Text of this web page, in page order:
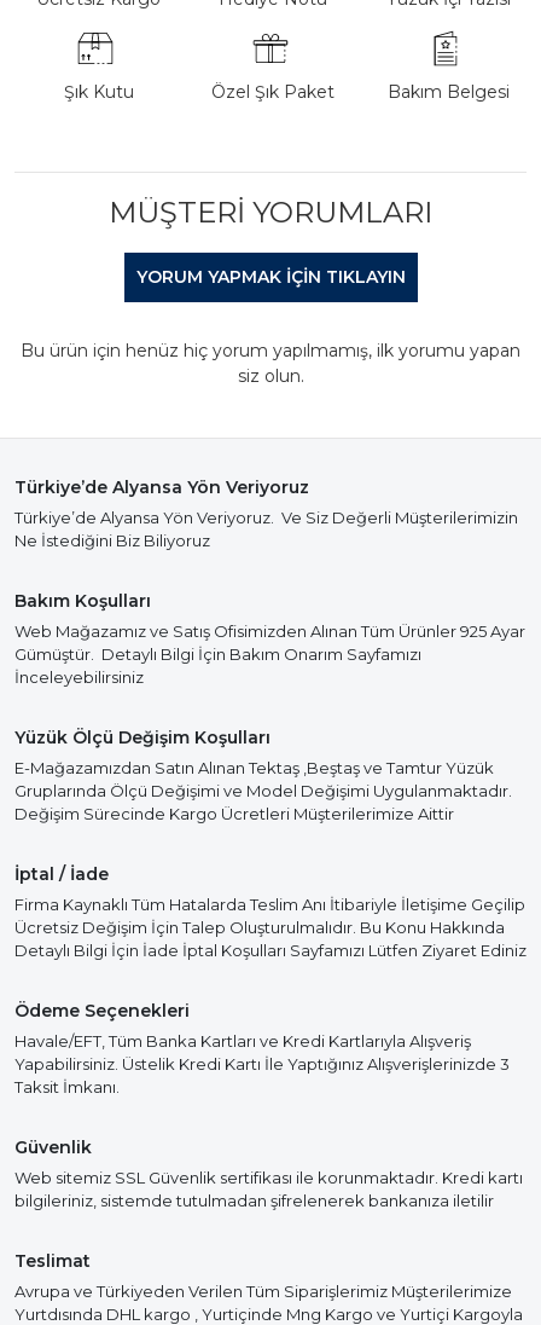
Şık Kutu Özel Şık Paket Bakım Belgesi
MÜŞTERI YORUMLARI
YORUM YAPMAK IÇIN TIKLAYIN
Bu ürün için henüz hiç yorum yapılmamış, ilk yorumu yapan
siz olun.
Türkiye’de Alyansa Yön Veriyoruz
Türkiye’de Alyansa Yön Veriyoruz. Ve Siz Değerli Müşterilerimizin
Ne İstediğini Biz Biliyoruz
Bakım Koşulları
Web Mağazamız ve Satış Ofisimizden Alınan Tüm Ürünler 925 Ayar
Gümüştür. Detaylı Bilgi İçin Bakım Onarım Sayfamızı
İnceleyebilirsiniz
Yüzük Ölçü Değişim Koşulları
E-Mağazamızdan Satın Alınan Tektaş ,Beştaş ve Tamtur Yüzük
Gruplarında Ölçü Değişimi ve Model Değişimi Uygulanmaktadır.
Değişim Sürecinde Kargo Ücretleri Müşterilerimize Aittir
İptal / İade
Firma Kaynaklı Tüm Hatalarda Teslim Anı İtibariyle İletişime Geçilip
Ücretsiz Değişim İçin Talep Oluşturulmalıdır. Bu Konu Hakkında
Detaylı Bilgi İçin İade İptal Koşulları Sayfamızı Lütfen Ziyaret Ediniz
Ödeme Seçenekleri
Havale/EFT, Tüm Banka Kartları ve Kredi Kartlarıyla Alışveriş
Yapabilirsiniz. Üstelik Kredi Kartı İle Yaptığınız Alışverişlerinizde 3
Taksit İmkanı.
Güvenlik
Web sitemiz SSL Güvenlik sertifikası ile korunmaktadır. Kredi kartı
bilgileriniz, sistemde tutulmadan şifrelenerek bankanıza iletilir
Teslimat
Avrupa ve Türkiyeden Verilen Tüm Siparişlerimiz Müşterilerimize
Yurtdısında DHL kargo , Yurtiçinde Mng Kargo ve Yurtiçi Kargoyla